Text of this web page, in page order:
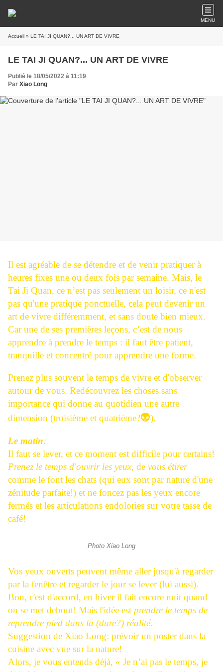
MENU
Accueil » LE TAI JI QUAN?... UN ART DE VIVRE
LE TAI JI QUAN?... UN ART DE VIVRE
Publié le 18/05/2022 à 11:19
Par Xiao Long
Il est agréable de se détendre et de venir pratiquer à
heures fixes une ou deux fois par semaine. Mais, le
Tai Ji Quan, ce n’est pas seulement un loisir, ce n'est
pas qu'une pratique ponctuelle, cela peut devenir un
art de vivre différemment, et sans doute bien mieux.
Car une de ses premières leçons, c’est de nous
apprendre à prendre le temps : il faut être patient,
tranquille et concentré pour apprendre une forme.
Prenez plus souvent le temps de vivre et d'observer
autour de vous. Redécouvrez les choses sans
importance qui donne au quotidien une autre
dimension (troisième et quatrième?👽).
Le matin:
Il faut se lever, et ce moment est difficile pour certains!
Prenez le temps d'ouvrir les yeux, de vous étirer
comme le font les chats (qui eux sont par nature d'une
zénitude parfaite!) et ne foncez pas les yeux encore
fermés et les articulations endolories sur votre tasse de
café!
Photo Xiao Long
Vos yeux ouverts peuvent même aller jusqu'à regarder
par la fenêtre et regarder le jour se lever (lui aussi).
Bon, c'est d'accord, en hiver il fait encore nuit quand
on se met debout! Mais l'idée est prendre le temps de
reprendre pied dans la (dure?) réalité.
Suggestion de Xiao Long: prévoir un poster dans la
cuisine avec vue sur la nature!
Alors, je vous entends déjà, « Je n’ai pas le temps, je